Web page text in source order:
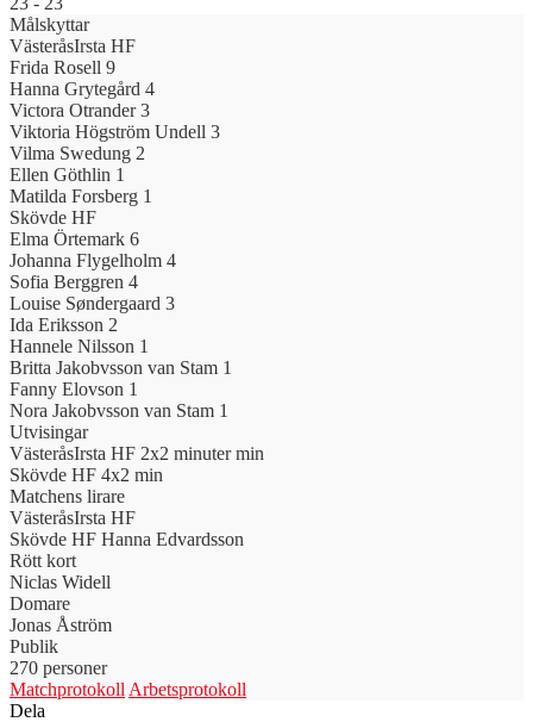
Målskyttar
VästeråsIrsta HF
Frida Rosell 9
Hanna Grytegård 4
Victora Otrander 3
Viktoria Högström Undell 3
Vilma Swedung 2
Ellen Göthlin 1
Matilda Forsberg 1
Skövde HF
Elma Örtemark 6
Johanna Flygelholm 4
Sofia Berggren 4
Louise Søndergaard 3
Ida Eriksson 2
Hannele Nilsson 1
Britta Jakobvsson van Stam 1
Fanny Elovson 1
Nora Jakobvsson van Stam 1
Utvisingar
VästeråsIrsta HF 2x2 minuter min
Skövde HF 4x2 min
Matchens lirare
VästeråsIrsta HF
Skövde HF Hanna Edvardsson
Rött kort
Niclas Widell
Domare
Jonas Åström
Publik
270 personer
Matchprotokoll Arbetsprotokoll
Dela